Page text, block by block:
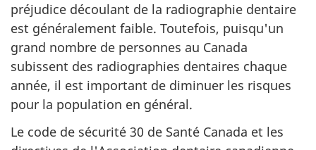
préjudice découlant de la radiographie dentaire
est généralement faible. Toutefois, puisqu'un
grand nombre de personnes au Canada
subissent des radiographies dentaires chaque
année, il est important de diminuer les risques
pour la population en général.
Le code de sécurité 30 de Santé Canada et les